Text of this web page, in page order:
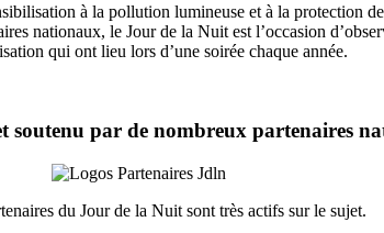
à la pollution lumineuse et à la protection
nationaux, le Jour de la Nuit est l’occasion
qui ont lieu lors d’une soirée chaque année.
soutenu par de nombreux partenaires
du Jour de la Nuit sont très actifs sur le sujet.